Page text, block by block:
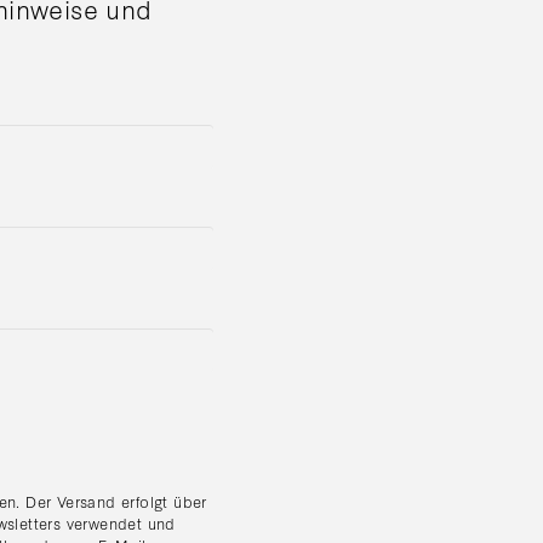
und
Der Versand erfolgt über
verwendet und